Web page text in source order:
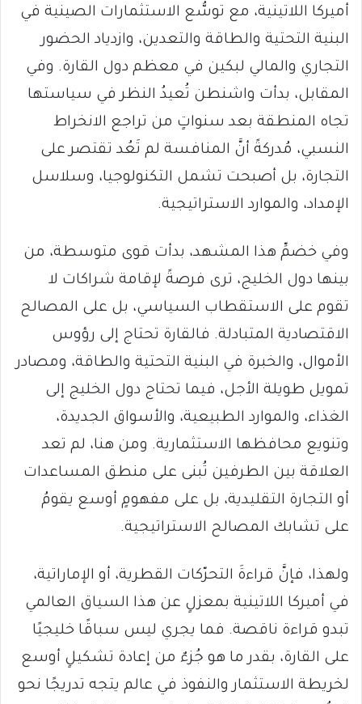
أميركا اللاتينية، مع توسُّع الاستثمارات الصينية في
البنية التحتية والطاقة والتعدين، وازدياد الحضور
التجاري والمالي لبكين في معظم دول القارة. وفي
المقابل، بدأت واشنطن تُعيدُ النظر في سياستها
تجاه المنطقة بعد سنواتٍ من تراجع الانخراط
النسبي، مُدركةً أنَّ المنافسة لم تَعُد تقتصر على
التجارة، بل أصبحت تشمل التكنولوجيا، وسلاسل
الإمداد، والموارد الاستراتيجية.
وفي خضمِّ هذا المشهد، بدأت قوى متوسطة، من
بينها دول الخليج، ترى فرصةً لإقامة شراكات لا
تقوم على الاستقطاب السياسي، بل على المصالح
الاقتصادية المتبادلة. فالقارة تحتاج إلى رؤوس
الأموال، والخبرة في البنية التحتية والطاقة، ومصادر
تمويل طويلة الأجل، فيما تحتاج دول الخليج إلى
الغذاء، والموارد الطبيعية، والأسواق الجديدة،
وتنويع محافظها الاستثمارية. ومن هنا، لم تعد
العلاقة بين الطرفين تُبنى على منطق المساعدات
أو التجارة التقليدية، بل على مفهومٍ أوسع يقومُ
على تشابك المصالح الاستراتيجية.
ولهذا، فإنَّ قراءةَ التحرّكات القطرية، أو الإماراتية،
في أميركا اللاتينية بمعزلٍ عن هذا السياق العالمي
تبدو قراءة ناقصة. فما يجري ليس سباقًا خليجيًا
على القارة، بقدر ما هو جُزءٌ من إعادة تشكيلٍ أوسع
لخريطة الاستثمار والنفوذ في عالم يتجه تدريجًا نحو